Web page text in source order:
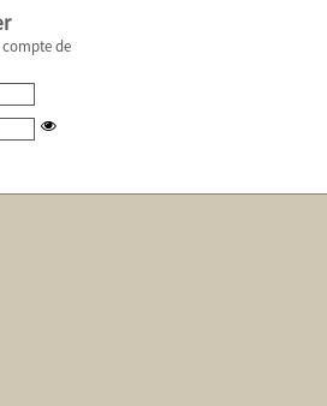
de